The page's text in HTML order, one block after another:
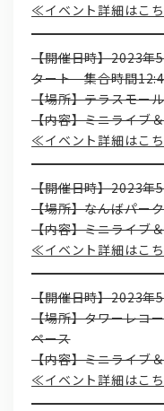
≪イベント詳細はこ
【開催日時】2023
タート 集合時間
【場所】テラスモー
【内容】ミニライブ
≪イベント詳細はこ
【開催日時】2023
【場所】なんばパー
【内容】ミニライブ
≪イベント詳細はこ
【開催日時】2023
【場所】タワーレコ
ペース
【内容】ミニライブ
≪イベント詳細はこ